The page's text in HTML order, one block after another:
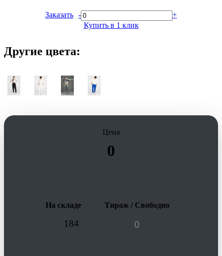
Заказать -
+
Купить в 1 клик
Другие цвета:
Цена
0
На складе Тираж / Свободно
184